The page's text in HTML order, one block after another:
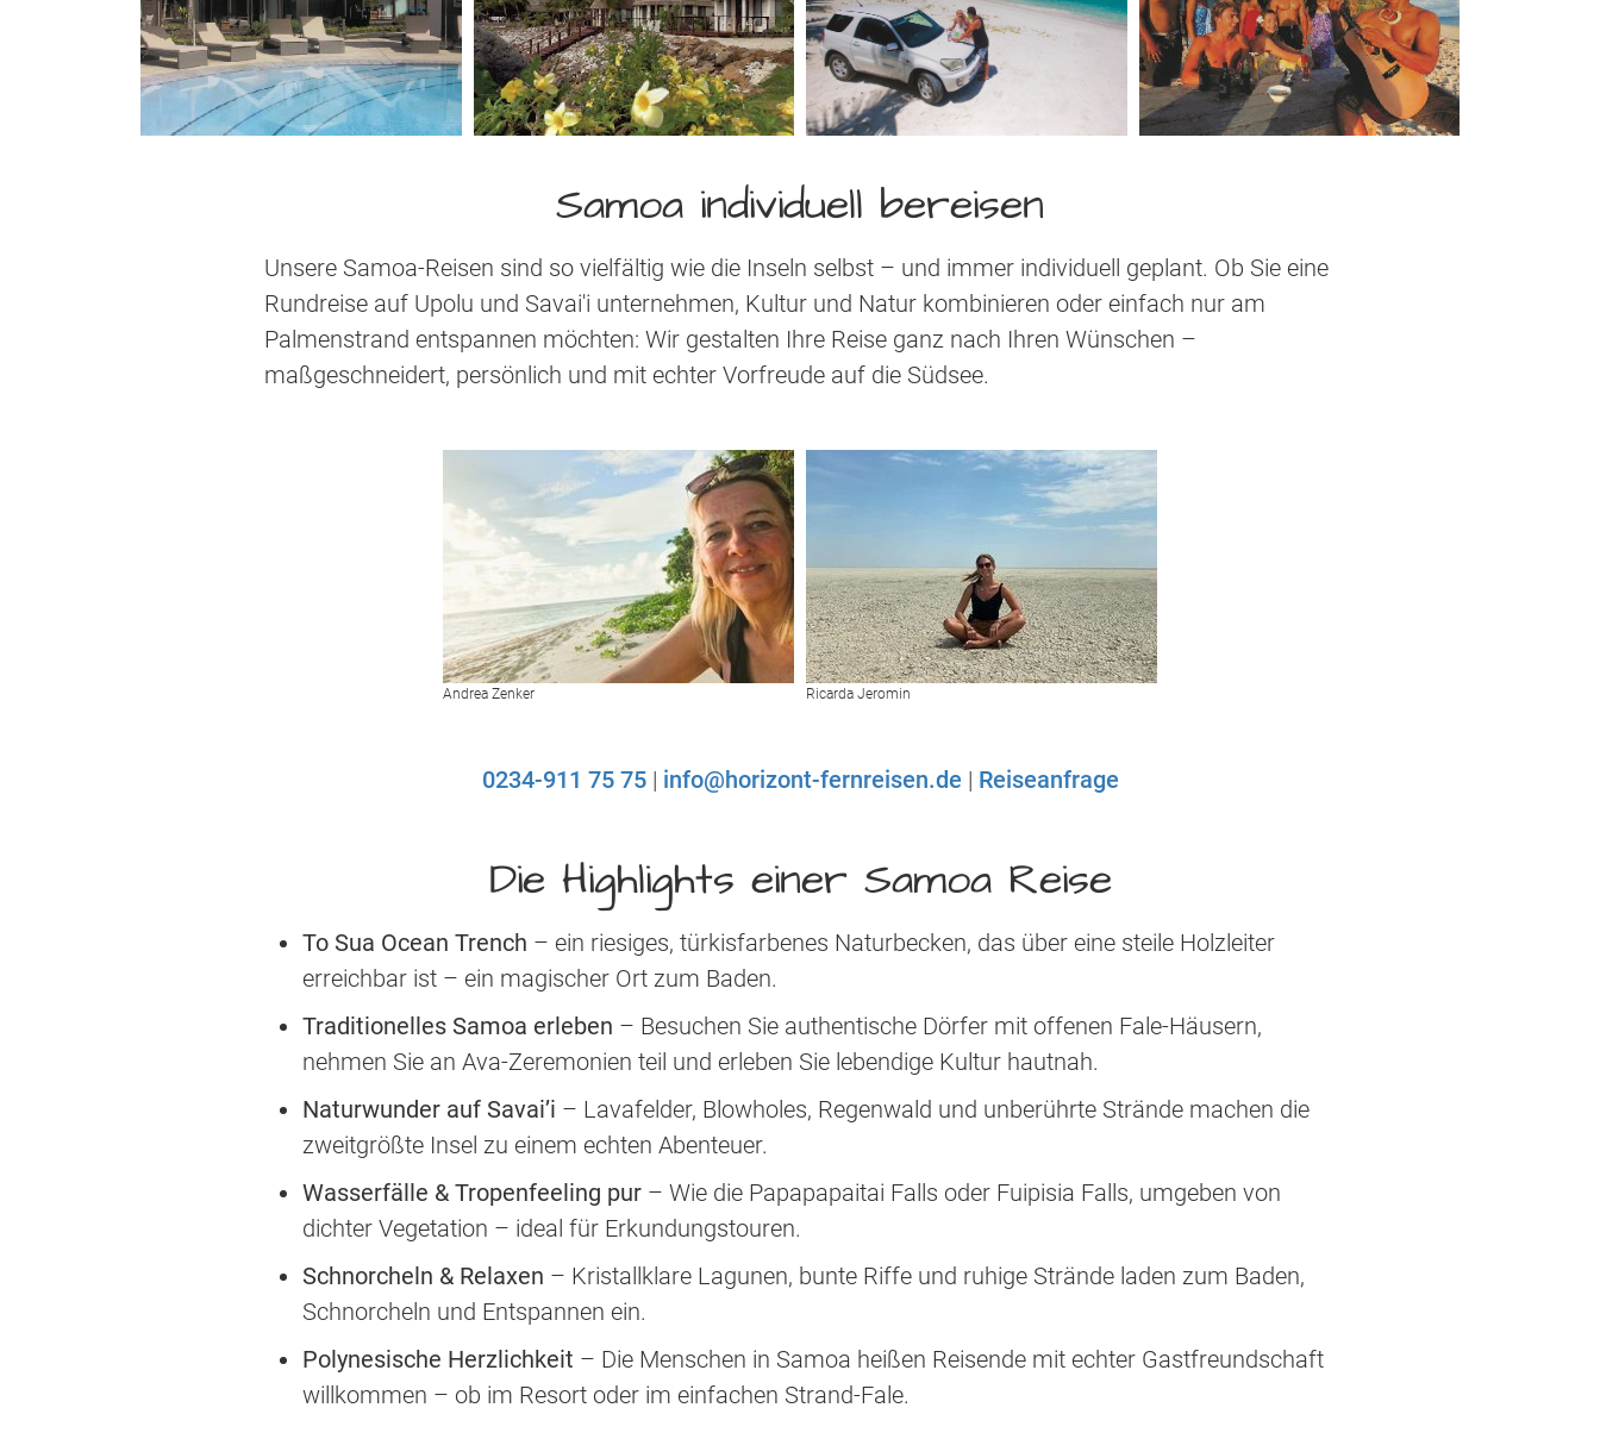
Samoa individuell bereisen
Unsere Samoa-Reisen sind so vielfältig wie die Inseln selbst – und immer individuell geplant. Ob Sie eine
Rundreise auf Upolu und Savai'i unternehmen, Kultur und Natur kombinieren oder einfach nur am
Palmenstrand entspannen möchten: Wir gestalten Ihre Reise ganz nach Ihren Wünschen –
maßgeschneidert, persönlich und mit echter Vorfreude auf die Südsee.
Andrea Zenker Ricarda Jeromin
0234-911 75 75 | info@horizont-fernreisen.de | Reiseanfrage
Die Highlights einer Samoa Reise
To Sua Ocean Trench – ein riesiges, türkisfarbenes Naturbecken, das über eine steile Holzleiter
erreichbar ist – ein magischer Ort zum Baden.
Traditionelles Samoa erleben – Besuchen Sie authentische Dörfer mit offenen Fale-Häusern,
nehmen Sie an Ava-Zeremonien teil und erleben Sie lebendige Kultur hautnah.
Naturwunder auf Savai’i – Lavafelder, Blowholes, Regenwald und unberührte Strände machen die
zweitgrößte Insel zu einem echten Abenteuer.
Wasserfälle & Tropenfeeling pur – Wie die Papapapaitai Falls oder Fuipisia Falls, umgeben von
dichter Vegetation – ideal für Erkundungstouren.
Schnorcheln & Relaxen – Kristallklare Lagunen, bunte Riffe und ruhige Strände laden zum Baden,
Schnorcheln und Entspannen ein.
Polynesische Herzlichkeit – Die Menschen in Samoa heißen Reisende mit echter Gastfreundschaft
willkommen – ob im Resort oder im einfachen Strand-Fale.